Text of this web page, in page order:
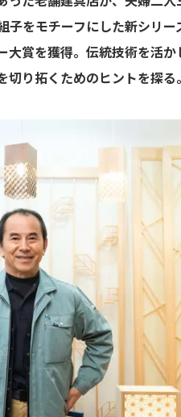
をモチーフにした新シリー
賞を獲得。伝統技術を活
り拓くためのヒントを探る。